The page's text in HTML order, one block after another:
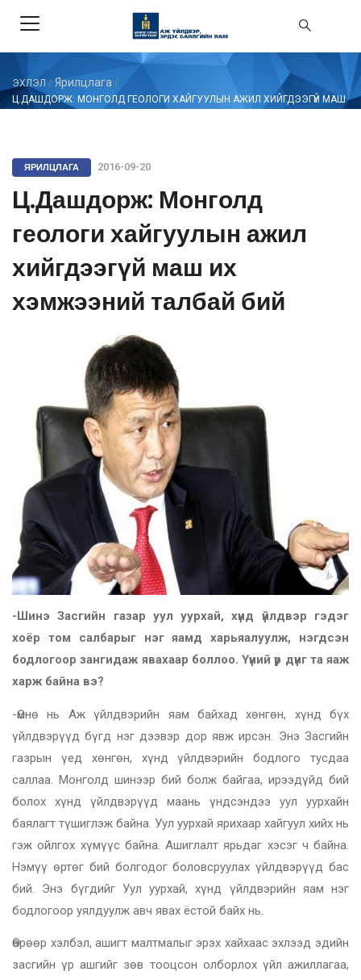
ЭХЛЭЛ / Ярилцлага /
Ц.ДАШДОРЖ: МОНГОЛД ГЕОЛОГИ ХАЙГУУЛЫН АЖИЛ ХИЙГДЭЭГҮЙ МАШ
ЯРИЛЦЛАГА 2016-09-20
Ц.Дашдорж: Монголд
геологи хайгуулын ажил
хийгдээгүй маш их
хэмжээний талбай бий
-Шинэ Засгийн газар уул уурхай, хүнд үйлдвэр гэдэг
хоёр том салбарыг нэг яамд харьяалуулж, нэгдсэн
бодлогоор зангидаж явахаар боллоо. Үүний үр дүнг та яаж
харж байна вэ?
-Өмнө нь Аж үйлдвэрийн яам байхад хөнгөн, хүнд бүх
үйлдвэрүүд бүгд нэг дээвэр дор явж ирсэн. Энэ Засгийн
газрын үед хөнгөн, хүнд үйлдвэрийн бодлого тусдаа
саллаа. Монголд шинээр бий болж байгаа, ирээдүйд бий
болох хүнд үйлдвэрүүд маань үндсэндээ уул уурхайн
баялагт түшиглэж байна. Уул уурхай ярихаар хайгуул хийх нь
гэж ойлгох хүмүүс байна. Ашиглалт ярьдаг хэсэг ч байна.
Нэмүү өртөг бий болгодог боловсруулах үйлдвэрүүд бас
бий. Энэ бүгдийг Уул уурхай, хүнд үйлдвэрийн яам нэг
бодлогоор уялдуулж авч явах ёстой байх нь.
Өөрөөр хэлбэл, ашигт малтмалыг эрэх хайхаас эхлээд эдийн
засгийн үр ашгийг зөв тооцсон олборлох үйл ажиллагаа,